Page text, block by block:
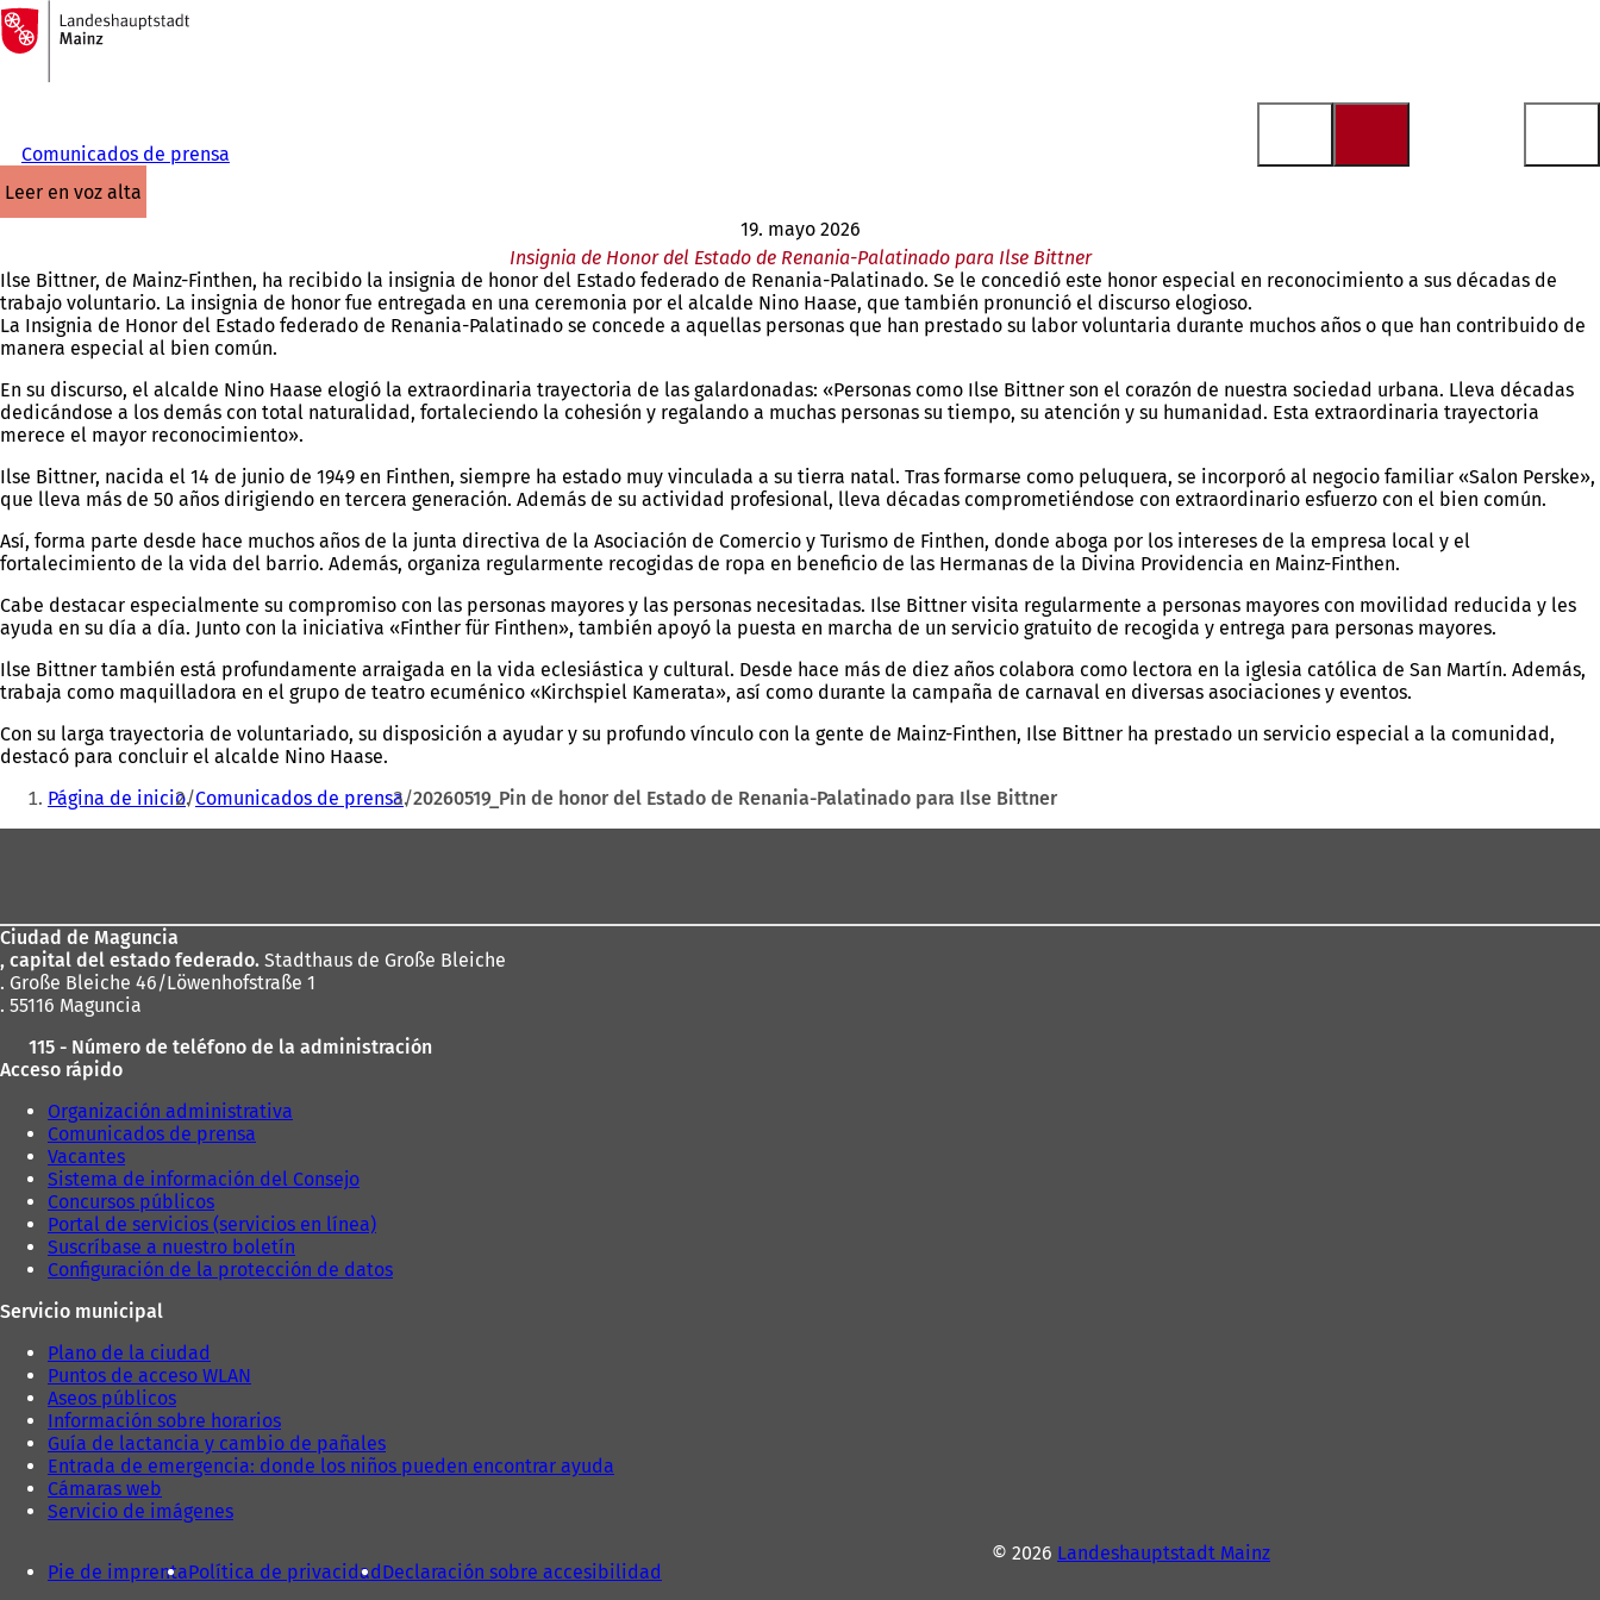
Saltar al contenido
A
la
página
Comunicados de prensa
leer en voz alta
19. mayo 2026
Insignia de Honor del Estado de Renania-Palatinado para Ilse Bittner
Ilse Bittner, de Mainz-Finthen, ha recibido la insignia de honor del Estado federado de Renania-Palatinado. Se le concedió este honor especial en reconocimiento a sus décadas de
trabajo voluntario. La insignia de honor fue entregada en una ceremonia por el alcalde Nino Haase, que también pronunció el discurso elogioso.
La Insignia de Honor del Estado federado de Renania-Palatinado se concede a aquellas personas que han prestado su labor voluntaria durante muchos años o que han contribuido de
manera especial al bien común.
En su discurso, el alcalde Nino Haase elogió la extraordinaria trayectoria de las galardonadas: «Personas como Ilse Bittner son el corazón de nuestra sociedad urbana. Lleva décadas
dedicándose a los demás con total naturalidad, fortaleciendo la cohesión y regalando a muchas personas su tiempo, su atención y su humanidad. Esta extraordinaria trayectoria
merece el mayor reconocimiento».
Ilse Bittner, nacida el 14 de junio de 1949 en Finthen, siempre ha estado muy vinculada a su tierra natal. Tras formarse como peluquera, se incorporó al negocio familiar «Salon Perske»,
que lleva más de 50 años dirigiendo en tercera generación. Además de su actividad profesional, lleva décadas comprometiéndose con extraordinario esfuerzo con el bien común.
Así, forma parte desde hace muchos años de la junta directiva de la Asociación de Comercio y Turismo de Finthen, donde aboga por los intereses de la empresa local y el
fortalecimiento de la vida del barrio. Además, organiza regularmente recogidas de ropa en beneficio de las Hermanas de la Divina Providencia en Mainz-Finthen.
Cabe destacar especialmente su compromiso con las personas mayores y las personas necesitadas. Ilse Bittner visita regularmente a personas mayores con movilidad reducida y les
ayuda en su día a día. Junto con la iniciativa «Finther für Finthen», también apoyó la puesta en marcha de un servicio gratuito de recogida y entrega para personas mayores.
Ilse Bittner también está profundamente arraigada en la vida eclesiástica y cultural. Desde hace más de diez años colabora como lectora en la iglesia católica de San Martín. Además,
trabaja como maquilladora en el grupo de teatro ecuménico «Kirchspiel Kamerata», así como durante la campaña de carnaval en diversas asociaciones y eventos.
Con su larga trayectoria de voluntariado, su disposición a ayudar y su profundo vínculo con la gente de Mainz-Finthen, Ilse Bittner ha prestado un servicio especial a la comunidad,
destacó para concluir el alcalde Nino Haase.
Estás
aquí:
Página de inicio Comunicados de prensa 20260519_Pin de honor del Estado de Renania-Palatinado para Ilse Bittner
pies
Ciudad de Maguncia
, capital del estado federado. Stadthaus de Große Bleiche
. Große Bleiche 46/Löwenhofstraße 1
. 55116 Maguncia
115 - Número de teléfono de la administración
Acceso rápido
Organización administrativa
Comunicados de prensa
Vacantes
Sistema de información del Consejo
Concursos públicos
Portal de servicios (servicios en línea)
Suscríbase a nuestro boletín
Configuración de la protección de datos
Servicio municipal
Plano de la ciudad
Puntos de acceso WLAN
Aseos públicos
Información sobre horarios
Guía de lactancia y cambio de pañales
Entrada de emergencia: donde los niños pueden encontrar ayuda
Cámaras web
Servicio de imágenes
Pie de imprentaPolítica de privacidad Declaración sobre accesibilidad
© 2026 Landeshauptstadt Mainz